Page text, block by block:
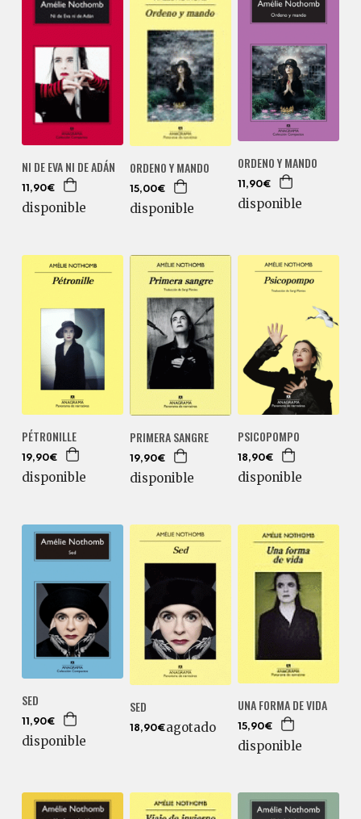
NI DE EVA NI DE ADÁN
11,90€
disponible
ORDENO Y MANDO
15,00€
disponible
ORDENO Y MANDO
11,90€
disponible
PÉTRONILLE
19,90€
disponible
PRIMERA SANGRE
19,90€
disponible
PSICOPOMPO
18,90€
disponible
SED
11,90€
disponible
SED
18,90€agotado
UNA FORMA DE VIDA
15,90€
disponible